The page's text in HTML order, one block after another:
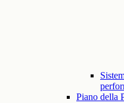
Piano della